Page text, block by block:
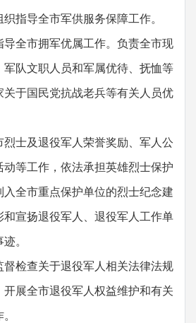
指导全市军供服务保障工作。
全市拥军优属工作。负责全市现
队文职人员和军属优待、抚恤等
于国民党抗战老兵等有关人员优
士及退役军人荣誉奖励、军人公
等工作，依法承担英雄烈士保护
全市重点保护单位的烈士纪念建
宣扬退役军人、退役军人工作单
。
检查关于退役军人相关法律法规
展全市退役军人权益维护和有关